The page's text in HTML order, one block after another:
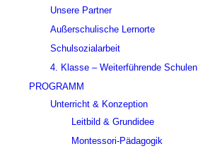
Unsere Partner
Außerschulische Lernorte
Schulsozialarbeit
4. Klasse – Weiterführende Schulen
PROGRAMM
Unterricht & Konzeption
Leitbild & Grundidee
Montessori-Pädagogik